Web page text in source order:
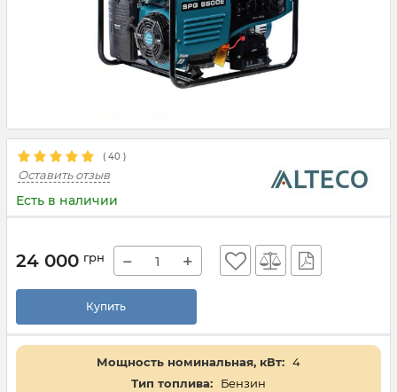
( 40 )
Оставить отзыв
Есть в наличии
24 000 грн − +
Купить
Мощность номинальная, кВт: 4
Тип топлива:
Бензин